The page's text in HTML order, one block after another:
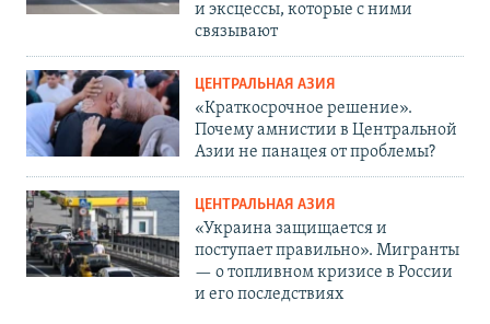
и эксцессы, которые с ними
связывают
ЦЕНТРАЛЬНАЯ АЗИЯ
«Краткосрочное решение».
Почему амнистии в Центральной
Азии не панацея от проблемы?
ЦЕНТРАЛЬНАЯ АЗИЯ
«Украина защищается и
поступает правильно». Мигранты
— о топливном кризисе в России
и его последствиях